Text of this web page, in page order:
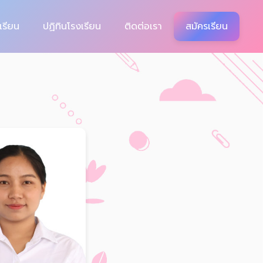
รียน ปฏิทินโรงเรียน ติดต่อเรา สมัครเรียน